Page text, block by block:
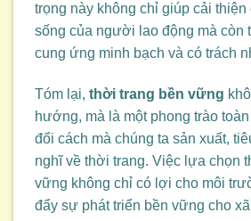
trọng này không chỉ giúp cải
sống của người lao động mà còn
cung ứng minh bạch và có trách
Tóm lại, thời trang bền vững
hướng, mà là một phong trào
đổi cách mà chúng ta sản xuất,
nghĩ về thời trang. Việc lựa chọn
vững không chỉ có lợi cho môi
đẩy sự phát triển bền vững cho